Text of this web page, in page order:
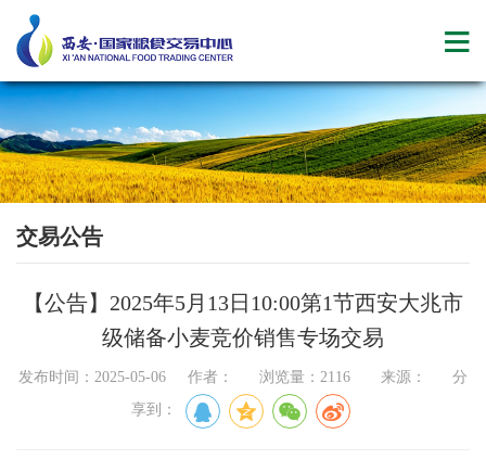
交易公告
【公告】2025年5月13日10:00第1节西安大兆市
级储备小麦竞价销售专场交易
发布时间：2025-05-06 作者： 浏览量：2116 来源： 分
享到：